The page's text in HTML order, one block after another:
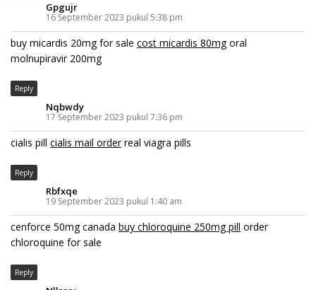
Gpgujr
16 September 2023 pukul 5:38 pm
buy micardis 20mg for sale cost micardis 80mgoral
molnupiravir 200mg
Reply
Nqbwdy
17 September 2023 pukul 7:36 pm
cialis pill cialis mail orderreal viagra pills
Reply
Rbfxqe
19 September 2023 pukul 1:40 am
cenforce 50mg canada buy chloroquine 250mg pill order
chloroquine for sale
Reply